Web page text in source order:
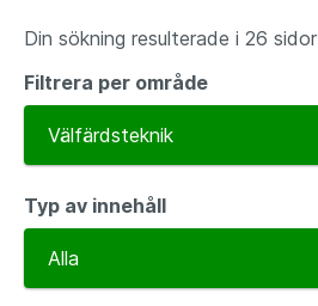
Din sökning resulterade i 26 sidor
Filtrera per område
Typ av innehåll